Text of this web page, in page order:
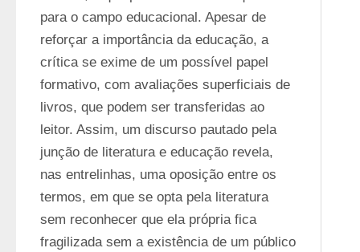
para o campo educacional. Apesar de
reforçar a importância da educação, a
crítica se exime de um possível papel
formativo, com avaliações superficiais de
livros, que podem ser transferidas ao
leitor. Assim, um discurso pautado pela
junção de literatura e educação revela,
nas entrelinhas, uma oposição entre os
termos, em que se opta pela literatura
sem reconhecer que ela própria fica
fragilizada sem a existência de um público